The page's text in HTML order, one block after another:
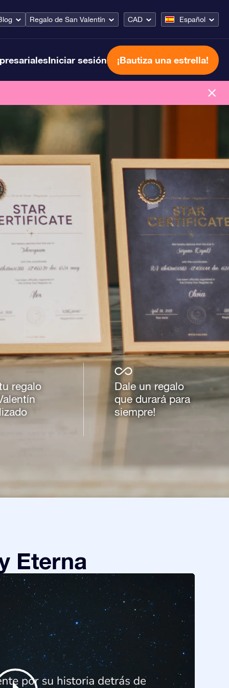
Regalo de San Valentín CAD Español
Iniciar sesión ¡Bautiza una estrella!
regalo
Dale un regalo
que durará para
siempre!
Eterna